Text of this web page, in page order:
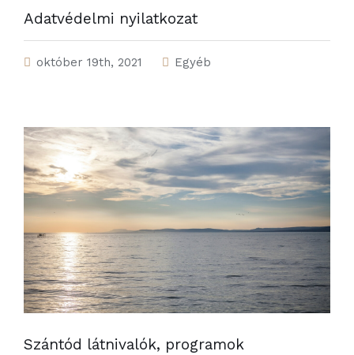
Adatvédelmi nyilatkozat
október 19th, 2021 Egyéb
Szántód látnivalók, programok